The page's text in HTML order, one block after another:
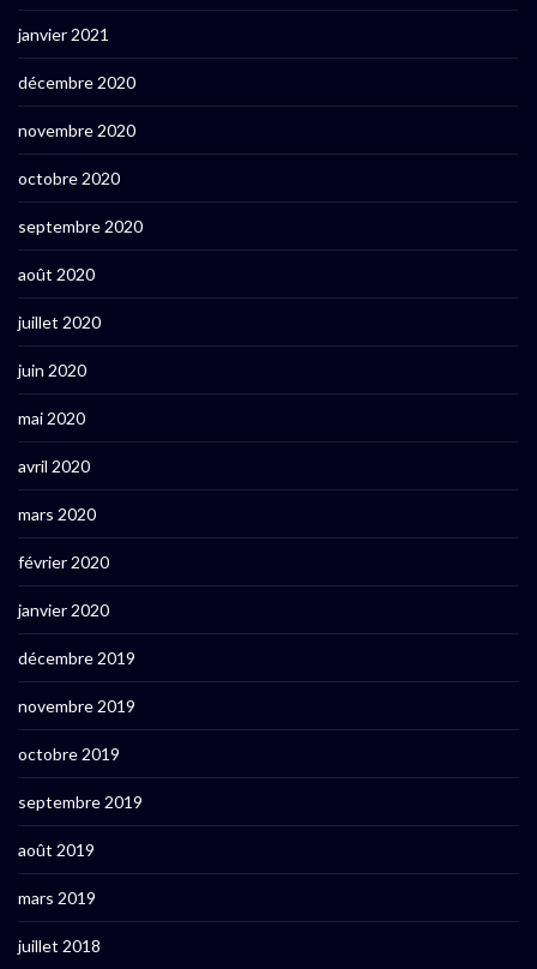
janvier 2021
décembre 2020
novembre 2020
octobre 2020
septembre 2020
août 2020
juillet 2020
juin 2020
mai 2020
avril 2020
mars 2020
février 2020
janvier 2020
décembre 2019
novembre 2019
octobre 2019
septembre 2019
août 2019
mars 2019
juillet 2018